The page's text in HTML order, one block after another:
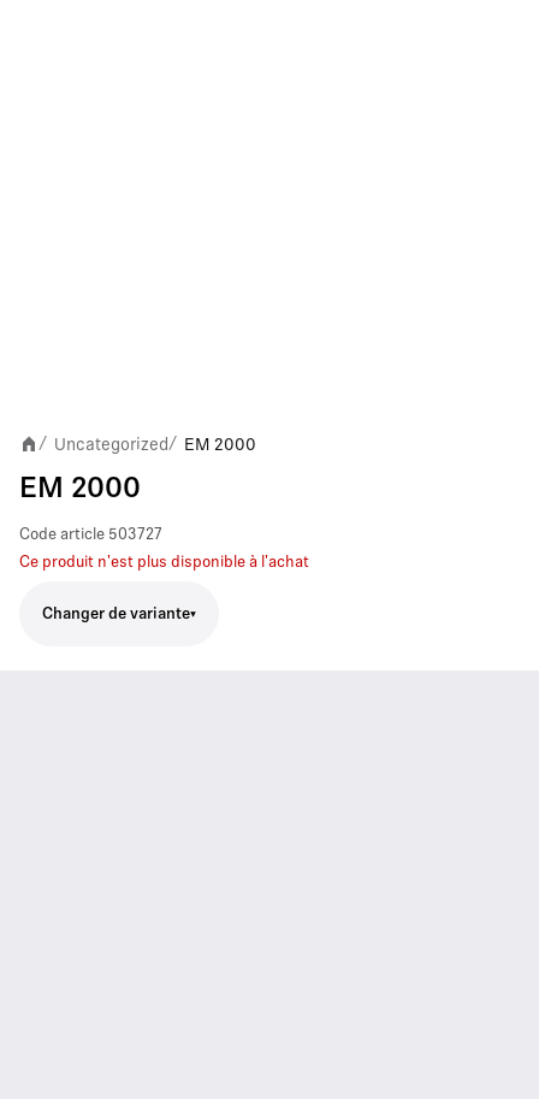
/ Uncategorized / EM 2000
EM 2000
Code article 503727
Ce produit n'est plus disponible à l'achat
Changer de variante